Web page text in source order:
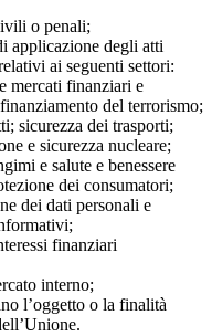
o penali;
applicazione degli atti
ai seguenti settori:
mercati finanziari e
del terrorismo;
sicurezza dei trasporti;
e sicurezza nucleare;
e salute e benessere
dei consumatori;
dei dati personali e
finanziari
interno;
l’oggetto o la finalità